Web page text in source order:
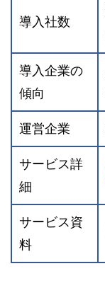
導入社数
導入企業の
傾向
運営企業
サービス詳
細
サービス資
料